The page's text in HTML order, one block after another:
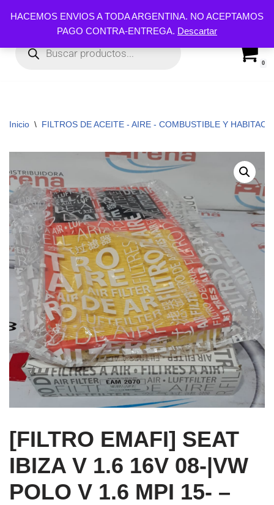
HACEMOS ENVIOS A TODA ARGENTINA. NO ACEPTAMOS
PAGO CONTRA-ENTREGA. Descartar
al
contenido
0
Inicio \ FILTROS DE ACEITE - AIRE - COMBUSTIBLE Y
[FILTRO EMAFI] SEAT
IBIZA V 1.6 16V 08-|VW
POLO V 1.6 MPI 15- –